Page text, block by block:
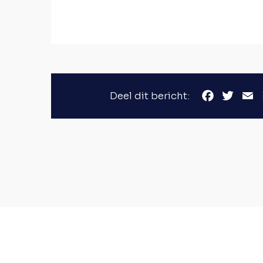
Deel dit bericht:
Facebook
Twitter